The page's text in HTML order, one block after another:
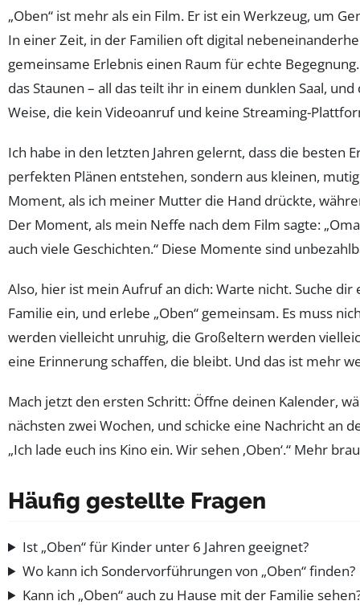
„Oben“ ist mehr als ein Film. Er ist ein Werkzeug, um
In einer Zeit, in der Familien oft digital
gemeinsame Erlebnis einen Raum für echte
das Staunen – all das teilt ihr in einem dunklen Saal,
Weise, die kein Videoanruf und keine Streaming-
Ich habe in den letzten Jahren gelernt, dass die besten
perfekten Plänen entstehen, sondern aus kleinen,
Moment, als ich meiner Mutter die Hand drückte,
Der Moment, als mein Neffe nach dem Film sagte:
auch viele Geschichten.“ Diese Momente sind
Also, hier ist mein Aufruf an dich: Warte nicht. Suche dir
Familie ein, und erlebe „Oben“ gemeinsam. Es muss
werden vielleicht unruhig, die Großeltern werden
eine Erinnerung schaffen, die bleibt. Und das ist mehr
Mach jetzt den ersten Schritt: Öffne deinen Kalender,
nächsten zwei Wochen, und schicke eine Nachricht an
„Ich lade euch ins Kino ein. Wir sehen ‚Oben‘.“ Mehr
Häufig gestellte Fragen
Ist „Oben“ für Kinder unter 6 Jahren geeignet?
Wo kann ich Sondervorführungen von „Oben“ finden?
Kann ich „Oben“ auch zu Hause mit der Familie